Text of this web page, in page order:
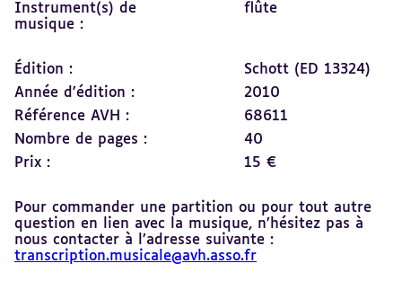
Instrument(s) de
musique :
flûte
Édition :
Schott (ED 13324)
Année d'édition :
2010
Référence AVH :
68611
Nombre de pages :
40
Prix :
15 €
Pour commander une partition ou pour tout autre
question en lien avec la musique, n’hésitez pas à
nous contacter à l’adresse suivante :
transcription.musicale@avh.asso.fr